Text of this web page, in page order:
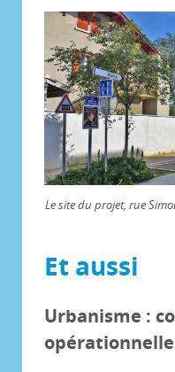
Le site du projet, rue
Et aussi
Urbanisme :